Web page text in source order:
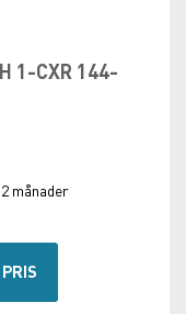
1-CXR 144-
månader